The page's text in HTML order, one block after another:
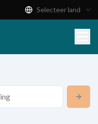
Selecteer land